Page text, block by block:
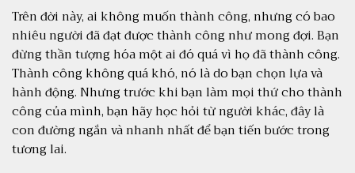
Trên đời này, ai không muốn thành công, nhưng có bao
nhiêu người đã đạt được thành công như mong đợi. Bạn
đừng thần tượng hóa một ai đó quá vì họ đã thành công.
Thành công không quá khó, nó là do bạn chọn lựa và
hành động. Nhưng trước khi bạn làm mọi thứ cho thành
công của mình, bạn hãy học hỏi từ người khác, đây là
con đường ngắn và nhanh nhất để bạn tiến bước trong
tương lai.